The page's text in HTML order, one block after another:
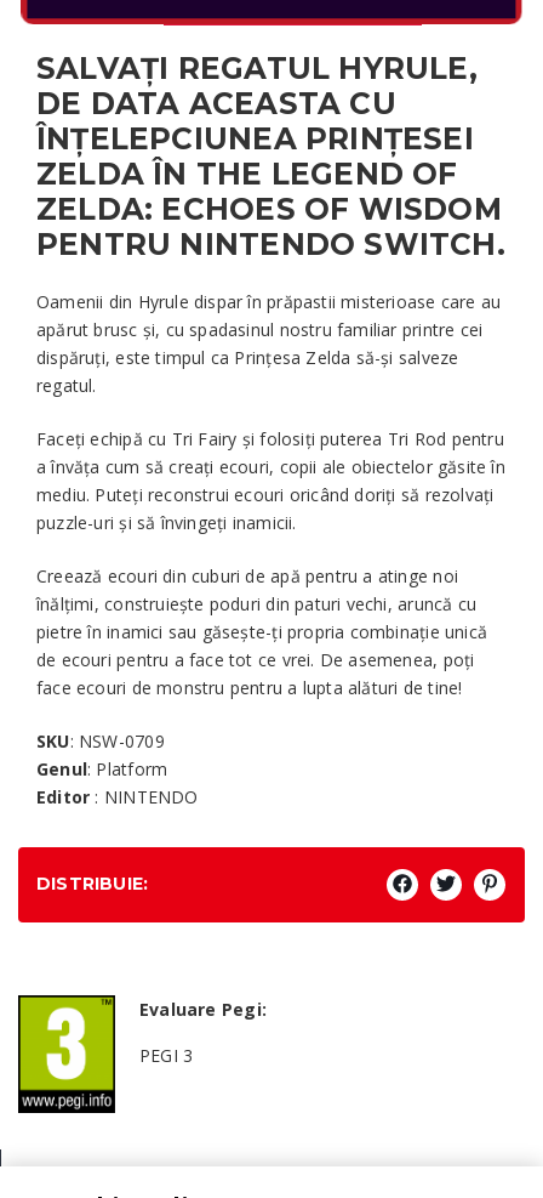
SALVAȚI REGATUL HYRULE,
DE DATA ACEASTA CU
ÎNȚELEPCIUNEA PRINȚESEI
ZELDA ÎN THE LEGEND OF
ZELDA: ECHOES OF WISDOM
PENTRU NINTENDO SWITCH.
Oamenii din Hyrule dispar în prăpastii misterioase care au
apărut brusc și, cu spadasinul nostru familiar printre cei
dispăruți, este timpul ca Prințesa Zelda să-și salveze
regatul.
Faceți echipă cu Tri Fairy și folosiți puterea Tri Rod pentru
a învăța cum să creați ecouri, copii ale obiectelor găsite în
mediu. Puteți reconstrui ecouri oricând doriți să rezolvați
puzzle-uri și să învingeți inamicii.
Creează ecouri din cuburi de apă pentru a atinge noi
înălțimi, construiește poduri din paturi vechi, aruncă cu
pietre în inamici sau găsește-ți propria combinație unică
de ecouri pentru a face tot ce vrei. De asemenea, poți
face ecouri de monstru pentru a lupta alături de tine!
SKU: NSW-0709
Genul: Platform
Editor : NINTENDO
DISTRIBUIE:
Evaluare Pegi:
PEGI 3